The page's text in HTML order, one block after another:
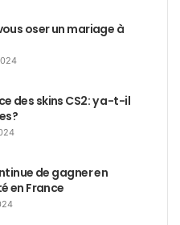
oser un mariage à
des skins CS2: y a-t-il
de gagner en
en France